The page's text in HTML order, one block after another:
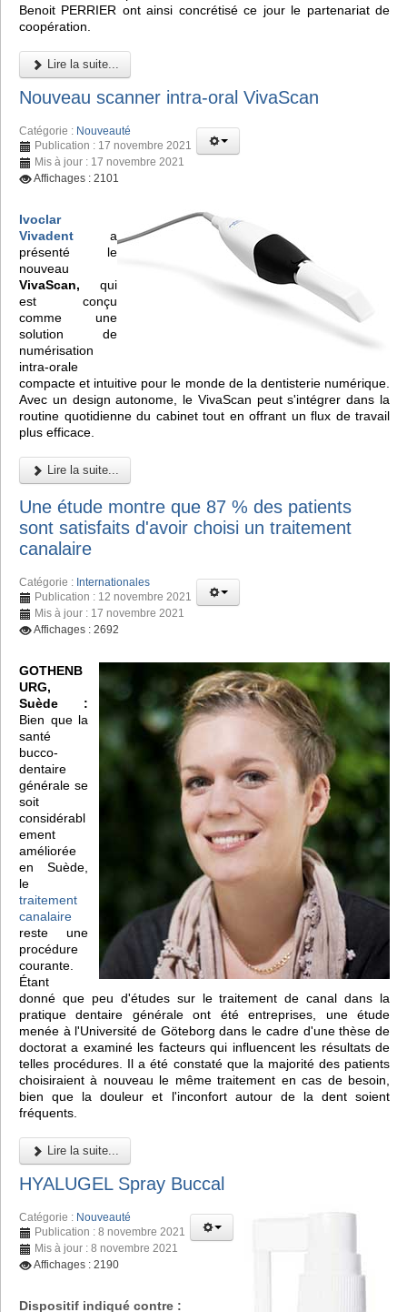
Benoit PERRIER ont ainsi concrétisé ce jour le partenariat de
coopération.
Lire la suite...
Nouveau scanner intra-oral VivaScan
Catégorie : Nouveauté
Publication : 17 novembre 2021
Mis à jour : 17 novembre 2021
Affichages : 2101
Ivoclar
Vivadent a
présenté le
nouveau
VivaScan, qui
est conçu
comme une
solution de
numérisation
intra-orale
compacte et intuitive pour le monde de la dentisterie numérique.
Avec un design autonome, le VivaScan peut s'intégrer dans la
routine quotidienne du cabinet tout en offrant un flux de travail
plus efficace.
Lire la suite...
Une étude montre que 87 % des patients
sont satisfaits d'avoir choisi un traitement
canalaire
Catégorie : Internationales
Publication : 12 novembre 2021
Mis à jour : 17 novembre 2021
Affichages : 2692
GOTHENB
URG,
Suède :
Bien que la
santé
bucco-
dentaire
générale se
soit
considérabl
ement
améliorée
en Suède,
le
traitement
canalaire
reste une
procédure
courante.
Étant
donné que peu d'études sur le traitement de canal dans la
pratique dentaire générale ont été entreprises, une étude
menée à l'Université de Göteborg dans le cadre d'une thèse de
doctorat a examiné les facteurs qui influencent les résultats de
telles procédures. Il a été constaté que la majorité des patients
choisiraient à nouveau le même traitement en cas de besoin,
bien que la douleur et l'inconfort autour de la dent soient
fréquents.
Lire la suite...
HYALUGEL Spray Buccal
Catégorie : Nouveauté
Publication : 8 novembre 2021
Mis à jour : 8 novembre 2021
Affichages : 2190
Dispositif indiqué contre :